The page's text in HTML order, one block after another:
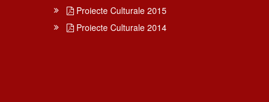
Proiecte Culturale 2015
Proiecte Culturale 2014